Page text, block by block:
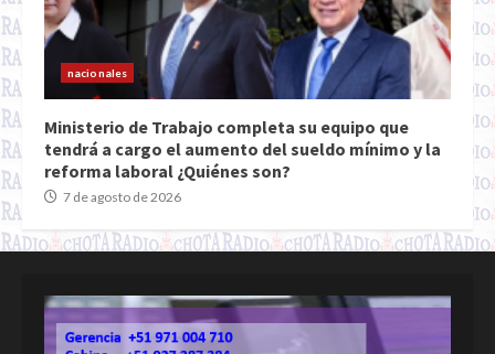
nacionales
Ministerio de Trabajo completa su equipo que
tendrá a cargo el aumento del sueldo mínimo y la
reforma laboral ¿Quiénes son?
7 de agosto de 2026